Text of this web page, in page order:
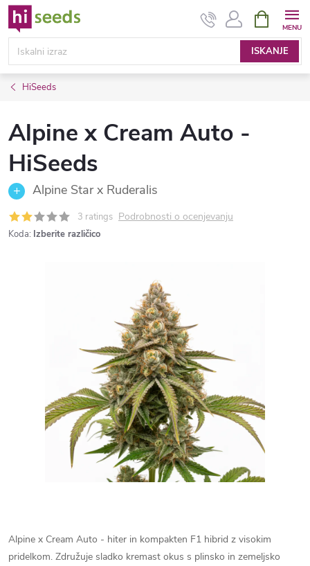
Preskoči
na
vsebino
ISKANJE
VOZIČEK
HiSeeds
Alpine x Cream Auto -
HiSeeds
Alpine Star x Ruderalis
3 ratings Podrobnosti o ocenjevanju
Koda: Izberite različico
Alpine x Cream Auto - hiter in kompakten F1 hibrid z visokim
pridelkom. Združuje sladko kremast okus s plinsko in zemeljsko